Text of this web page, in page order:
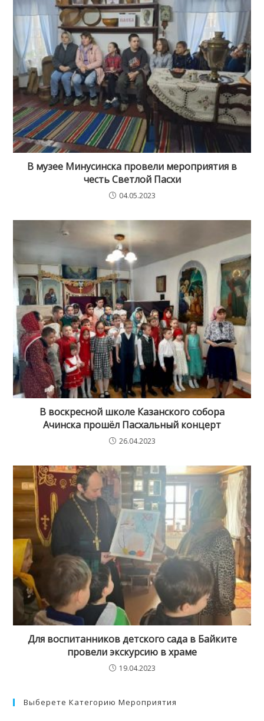
В музее Минусинска провели мероприятия в
честь Светлой Пасхи
04.05.2023
В воскресной школе Казанского собора
Ачинска прошёл Пасхальный концерт
26.04.2023
Для воспитанников детского сада в Байките
провели экскурсию в храме
19.04.2023
Выберете Категорию Мероприятия